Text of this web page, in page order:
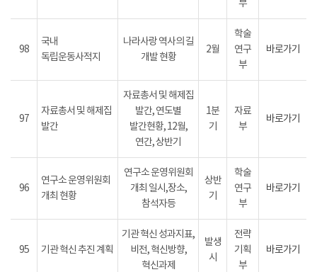
부
98
국내
독립운동사적지
나라사랑 역사의 길
개발 현황
2월
학술
연구
부
바로가기
97
자료총서 및 해제집
발간
자료총서 및 해제집
발간, 연도별
발간현황, 12월,
연간, 상반기
1분
기
자료
부
바로가기
96
연구소 운영위원회
개최 현황
연구소 운영위원회
개최 일시,장소,
참석자등
상반
기
학술
연구
부
바로가기
95 기관 혁신 추진 계획
기관 혁신 성과지표,
비전, 혁신방향,
혁신과제
발생
시
전략
기획
부
바로가기